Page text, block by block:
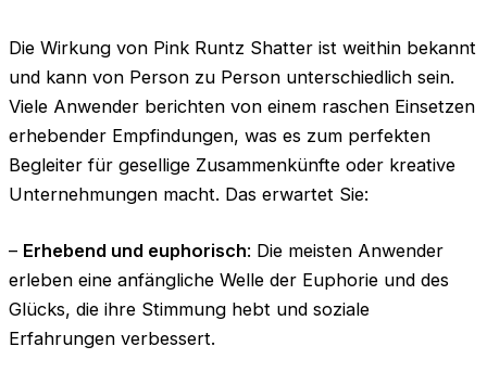
Die Wirkung von Pink Runtz Shatter ist weithin bekannt
und kann von Person zu Person unterschiedlich sein.
Viele Anwender berichten von einem raschen Einsetzen
erhebender Empfindungen, was es zum perfekten
Begleiter für gesellige Zusammenkünfte oder kreative
Unternehmungen macht. Das erwartet Sie:
– Erhebend und euphorisch: Die meisten Anwender
erleben eine anfängliche Welle der Euphorie und des
Glücks, die ihre Stimmung hebt und soziale
Erfahrungen verbessert.